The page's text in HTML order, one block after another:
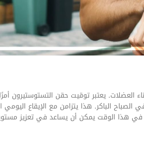
العضلات. يعتبر توقيت حقن التستوستيرون
الباكر. هذا يتزامن مع الإيقاع
الوقت يمكن أن يساعد في تعزيز مستويات